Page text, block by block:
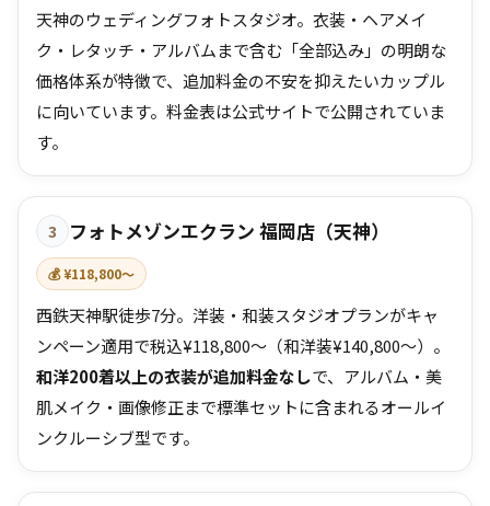
天神のウェディングフォトスタジオ。衣装・ヘアメイ
ク・レタッチ・アルバムまで含む「全部込み」の明朗な
価格体系が特徴で、追加料金の不安を抑えたいカップル
に向いています。料金表は公式サイトで公開されていま
す。
3 フォトメゾンエクラン 福岡店（天神）
💰 ¥118,800〜
西鉄天神駅徒歩7分。洋装・和装スタジオプランがキャ
ンペーン適用で税込¥118,800〜（和洋装¥140,800〜）。
和洋200着以上の衣装が追加料金なしで、アルバム・美
肌メイク・画像修正まで標準セットに含まれるオールイ
ンクルーシブ型です。